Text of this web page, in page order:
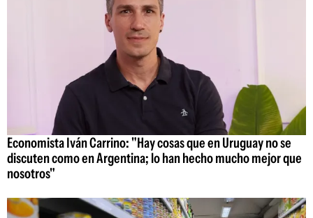
Economista Iván Carrino: "Hay cosas que en Uruguay no se
discuten como en Argentina; lo han hecho mucho mejor que
nosotros"